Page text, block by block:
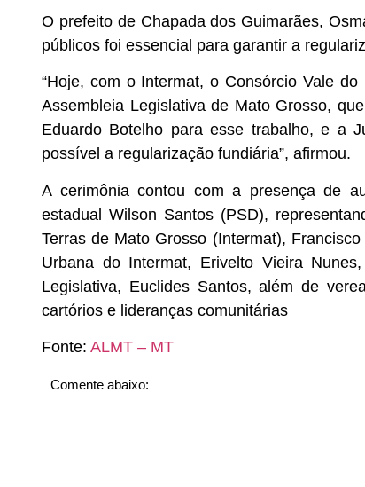
O prefeito de Chapada dos Guimarães,
públicos foi essencial para garantir a
“Hoje, com o Intermat, o Consórcio Vale
Assembleia Legislativa de Mato Grosso,
Eduardo Botelho para esse trabalho, e a
possível a regularização fundiária”, afirmou.
A cerimônia contou com a presença de
estadual Wilson Santos (PSD),
Terras de Mato Grosso (Intermat),
Urbana do Intermat, Erivelto Vieira
Legislativa, Euclides Santos, além de
cartórios e lideranças comunitárias
Fonte: ALMT – MT
Comente abaixo: